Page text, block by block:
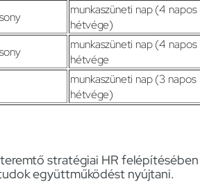
munkaszüneti nap (4 napos
hétvége)
munkaszüneti nap (4 napos
hétvége
munkaszüneti nap (3 napos
hétvége)
stratégiai HR felépítésében
együttműködést nyújtani.